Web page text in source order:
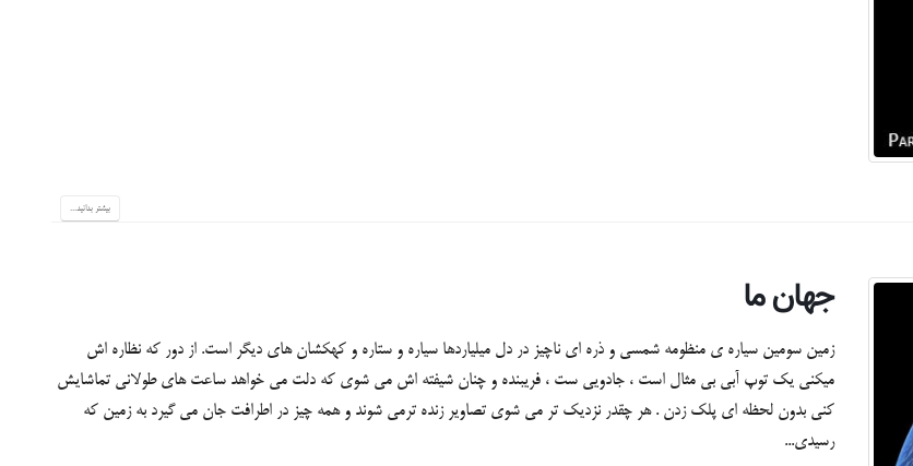
بیشتر بدانید...
جهان ما
زمین سومین سیاره ی منظومه شمسی و ذره ای ناچیز در دل میلیاردها سیاره و ستاره و کهکشان های دیگر است. از دور که نظاره اش
میکنی یک توپ آبی بی مثال است ، جادویی ست ، فریبنده و چنان شیفته اش می شوی که دلت می خواهد ساعت های طولانی تماشایش
کنی بدون لحظه ای پلک زدن . هر چقدر نزدیک تر می شوی تصاویر زنده ترمی شوند و همه چیز در اطرافت جان می گیرد به زمین که
رسیدی...